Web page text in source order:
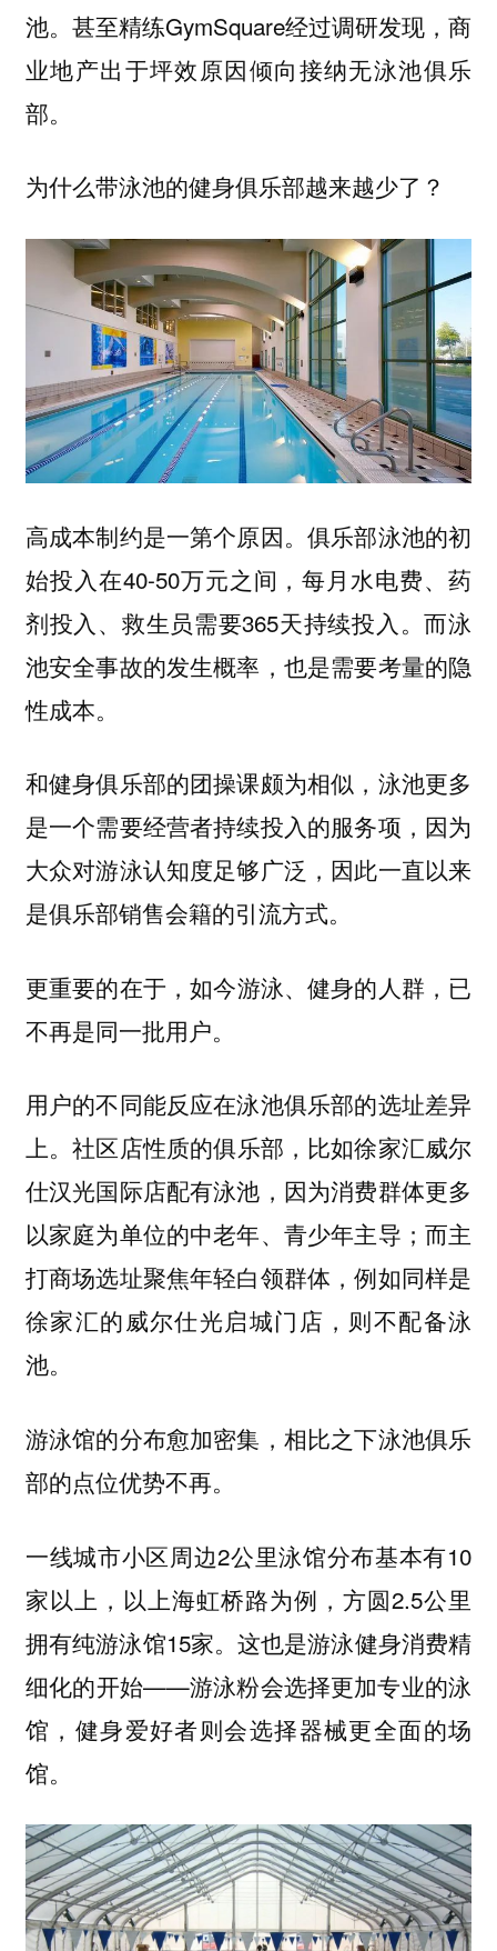
池。甚至精练GymSquare经过调研发现，商
业地产出于坪效原因倾向接纳无泳池俱乐
部。
为什么带泳池的健身俱乐部越来越少了？
高成本制约是一第个原因。俱乐部泳池的初
始投入在40-50万元之间，每月水电费、药
剂投入、救生员需要365天持续投入。而泳
池安全事故的发生概率，也是需要考量的隐
性成本。
和健身俱乐部的团操课颇为相似，泳池更多
是一个需要经营者持续投入的服务项， 因为
大众对游泳认知度足够广泛，因此一直以来
是俱乐部销售会籍的引流方式。
更重要的在于，如今游泳、健身的人群，已
不再是同一批用户。
用户的不同能反应在泳池俱乐部的选址差异
上。社区店性质的俱乐部，比如徐家汇威尔
仕汉光国际店配有泳池，因为消费群体更多
以家庭为单位的中老年、青少年主导；而主
打商场选址聚焦年轻白领群体，例如同样是
徐家汇的威尔仕光启城门店，则不配备泳
池。
游泳馆的分布愈加密集，相比之下泳池俱乐
部的点位优势不再。
一线城市小区周边2公里泳馆分布基本有10
家以上，以上海虹桥路为例，方圆2.5公里
拥有纯游泳馆15家。 这也是游泳健身消费精
细化的开始——游泳粉会选择更加专业的泳
馆，健身爱好者则会选择器械更全面的场
馆。